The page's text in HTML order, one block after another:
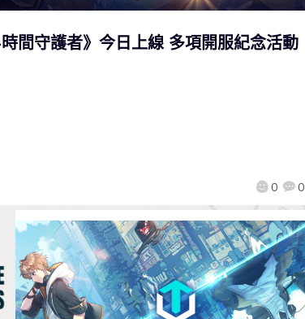
間守護者》今日上線 多項開服紀念活動
0 0